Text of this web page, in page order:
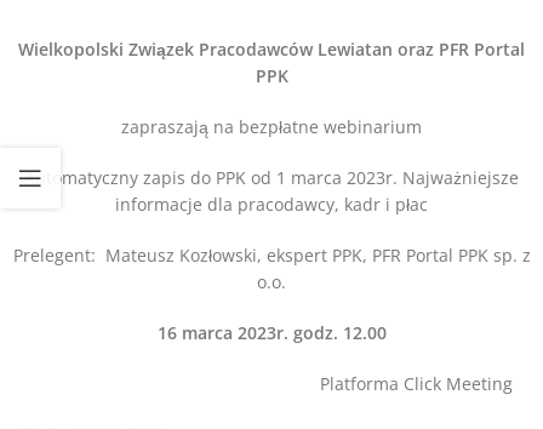
Wielkopolski Związek Pracodawców Lewiatan oraz PFR Portal
PPK
zapraszają na bezpłatne webinarium
Automatyczny zapis do PPK od 1 marca 2023r. Najważniejsze
informacje dla pracodawcy, kadr i płac
Prelegent: Mateusz Kozłowski, ekspert PPK, PFR Portal PPK sp. z
o.o.
16 marca 2023r. godz. 12.00
Platforma Click Meeting